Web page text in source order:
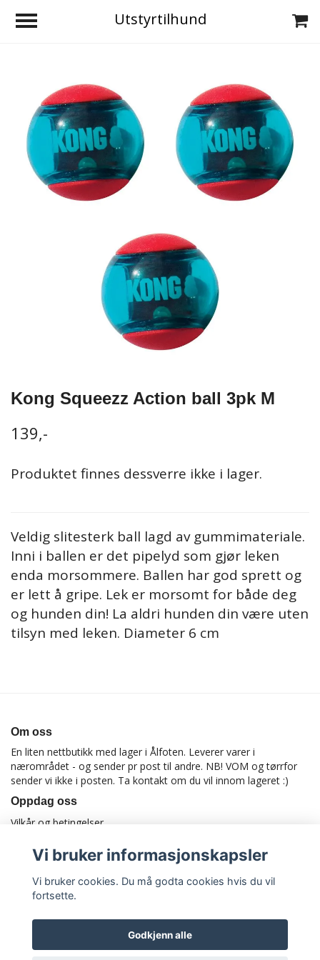
Kong Squeezz Action ball 3pk M
139,-
Produktet finnes dessverre ikke i lager.
Veldig slitesterk ball lagd av gummimateriale.
Inni i ballen er det pipelyd som gjør leken
enda morsommere. Ballen har god sprett og
er lett å gripe. Lek er morsomt for både deg
og hunden din! La aldri hunden din være uten
tilsyn med leken. Diameter 6 cm
Om oss
En liten nettbutikk med lager i Ålfoten. Leverer varer i
nærområdet - og sender pr post til andre. NB! VOM og tørrfor
sender vi ikke i posten. Ta kontakt om du vil innom lageret :)
Oppdag oss
Vilkår og betingelser
Vi bruker informasjonskapsler
Vi bruker cookies. Du må godta cookies hvis du vil
fortsette.
Godkjenn alle
Utstyrtilhund